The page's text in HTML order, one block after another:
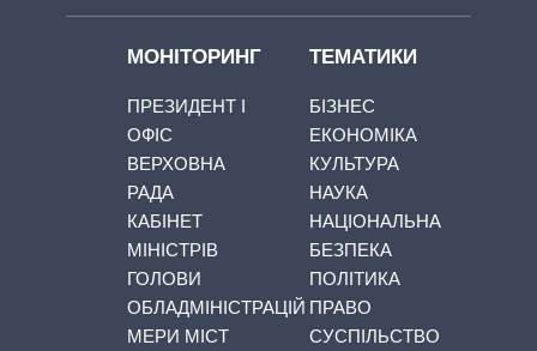
МОНІТОРИНГ
ПРЕЗИДЕНТ І
ОФІС
ВЕРХОВНА
РАДА
КАБІНЕТ
МІНІСТРІВ
ГОЛОВИ
ОБЛАДМІНІСТРАЦІЙ
МЕРИ МІСТ
ТЕМАТИКИ
БІЗНЕС
ЕКОНОМІКА
КУЛЬТУРА
НАУКА
НАЦІОНАЛЬНА
БЕЗПЕКА
ПОЛІТИКА
ПРАВО
СУСПІЛЬСТВО